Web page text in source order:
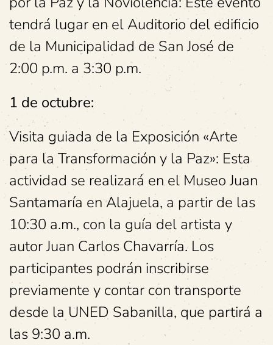
tendrá lugar en el Auditorio del edificio
de la Municipalidad de San José de
2:00 p.m. a 3:30 p.m.
1 de octubre:
Visita guiada de la Exposición «Arte
para la Transformación y la Paz»: Esta
actividad se realizará en el Museo Juan
Santamaría en Alajuela, a partir de las
10:30 a.m., con la guía del artista y
autor Juan Carlos Chavarría. Los
participantes podrán inscribirse
previamente y contar con transporte
desde la UNED Sabanilla, que partirá a
las 9:30 a.m.